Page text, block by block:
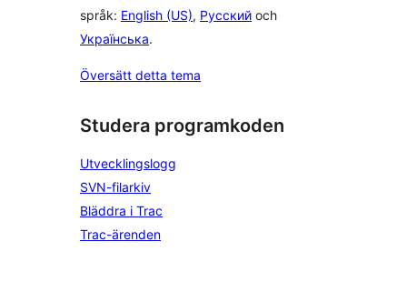
språk: English (US), Русский och
Українська.
Översätt detta tema
Studera programkoden
Utvecklingslogg
SVN-filarkiv
Bläddra i Trac
Trac-ärenden